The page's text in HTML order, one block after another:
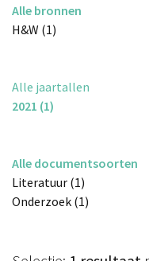
Alle bronnen
H&W (1)
Alle jaartallen
2021 (1)
Alle documentsoorten
Literatuur (1)
Onderzoek (1)